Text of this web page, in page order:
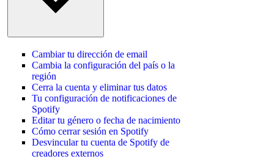
Cambiar tu dirección de email
Cambia la configuración del país o la
región
Cerra la cuenta y eliminar tus datos
Tu configuración de notificaciones de
Spotify
Editar tu género o fecha de nacimiento
Cómo cerrar sesión en Spotify
Desvincular tu cuenta de Spotify de
creadores externos